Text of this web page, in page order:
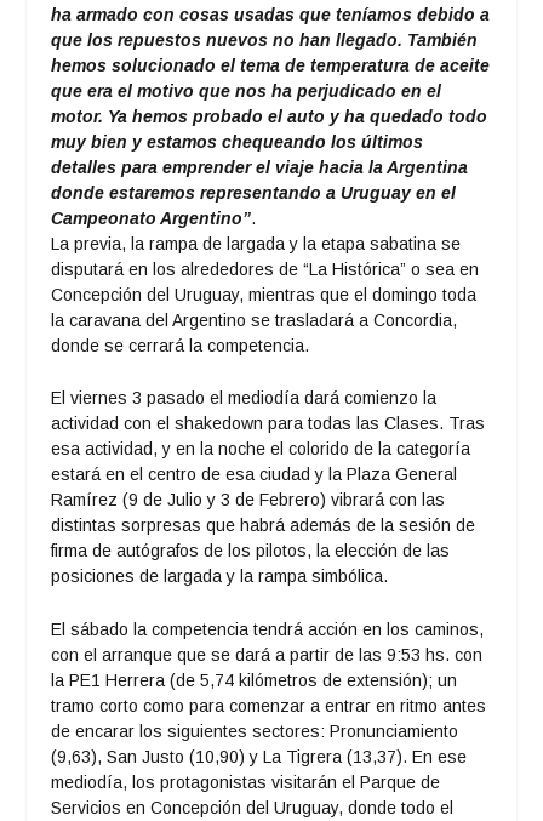
ha armado con cosas usadas que teníamos debido a
que los repuestos nuevos no han llegado. También
hemos solucionado el tema de temperatura de aceite
que era el motivo que nos ha perjudicado en el
motor. Ya hemos probado el auto y ha quedado todo
muy bien y estamos chequeando los últimos
detalles para emprender el viaje hacia la Argentina
donde estaremos representando a Uruguay en el
Campeonato Argentino”.
La previa, la rampa de largada y la etapa sabatina se
disputará en los alrededores de “La Histórica” o sea en
Concepción del Uruguay, mientras que el domingo toda
la caravana del Argentino se trasladará a Concordia,
donde se cerrará la competencia.
El viernes 3 pasado el mediodía dará comienzo la
actividad con el shakedown para todas las Clases. Tras
esa actividad, y en la noche el colorido de la categoría
estará en el centro de esa ciudad y la Plaza General
Ramírez (9 de Julio y 3 de Febrero) vibrará con las
distintas sorpresas que habrá además de la sesión de
firma de autógrafos de los pilotos, la elección de las
posiciones de largada y la rampa simbólica.
El sábado la competencia tendrá acción en los caminos,
con el arranque que se dará a partir de las 9:53 hs. con
la PE1 Herrera (de 5,74 kilómetros de extensión); un
tramo corto como para comenzar a entrar en ritmo antes
de encarar los siguientes sectores: Pronunciamiento
(9,63), San Justo (10,90) y La Tigrera (13,37). En ese
mediodía, los protagonistas visitarán el Parque de
Servicios en Concepción del Uruguay, donde todo el